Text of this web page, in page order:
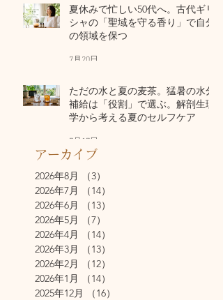
夏休みで忙しい50代へ。古代ギリ
シャの「聖域を守る香り」で自分
の領域を保つ
7月20日
ただの水と夏の麦茶。猛暑の水分
補給は「役割」で選ぶ。解剖生理
学から考える夏のセルフケア
7月17日
アーカイブ
2026年8月
（3）
2026年7月
（14）
2026年6月
（13）
2026年5月
（7）
2026年4月
（14）
2026年3月
（13）
2026年2月
（12）
2026年1月
（14）
2025年12月
（16）